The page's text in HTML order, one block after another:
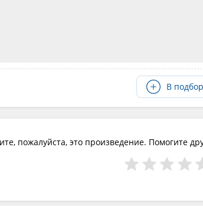
В
пожалуйста, это произведение. Помогите